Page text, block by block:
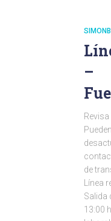
–
de
Línea
Salida
13:00